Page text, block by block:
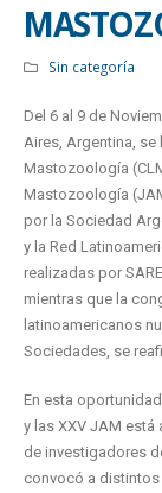
Sin categoría
Del 6 al 9 de
Aires, Argentina, se
Mastozoología
Mastozoología
por la Sociedad
y la Red
realizadas por
mientras que la
latinoamericanos
Sociedades, se
En esta
y las XXV JAM está
de investigadores
convocó a